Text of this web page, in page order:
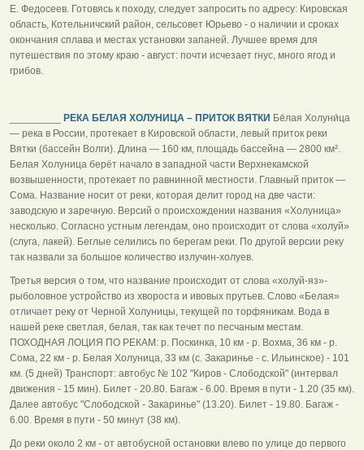
Е. Федосеев. Готовясь к походу, следует запросить по адресу: Кировская
область, Котельничский район, сельсовет Юрьево - о наличии и сроках
окончания сплава и местах установки запаней. Лучшее время для
путешествия по этому краю - август: почти исчезает гнус, много ягод и
грибов.
РЕКА БЕЛАЯ ХОЛУНИЦА – ПРИТОК ВЯТКИ Бе́лая Холуни́ца
— река в России, протекает в Кировской области, левый приток реки
Вятки (бассейн Волги). Длина — 160 км, площадь бассейна — 2800 км².
Белая Холуница берёт начало в западной части Верхнекамской
возвышенности, протекает по равнинной местности. Главный приток —
Сома. Название носит от реки, которая делит город на две части:
заводскую и заречную. Версий о происхождении названия «Холуница»
несколько. Согласно устным легендам, оно происходит от слова «холуй»
(слуга, лакей). Беглые селились по берегам реки. По другой версии реку
так назвали за большое количество излучин-холуев.
Третья версия о том, что название происходит от слова «холуй-яз»-
рыболовное устройство из хвороста и ивовых прутьев. Слово «Белая»
отличает реку от Черной Холуницы, текущей по торфяникам. Вода в
нашей реке светлая, белая, так как течет по песчаным местам.
ПОХОДНАЯ ЛОЦИЯ ПО РЕКАМ: p. Поскинка, 10 км - p. Вохма, 36 км - p.
Сома, 22 км - p. Белая Холуница, 33 км (с. Закаринье - с. Ильинское) - 101
км. (5 дней) Транспорт: автобус № 102 "Киров - Слободской" (интервал
движения - 15 мин). Билет - 20.80. Багаж - 6.00. Время в пути - 1.20 (35 км).
Далее автобус "Слободской - Закаринье" (13.20). Билет - 19.80. Багаж -
6.00. Время в пути - 50 минут (38 км).
До реки около 2 км - от автобусной остановки влево по улице до первого